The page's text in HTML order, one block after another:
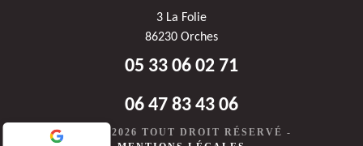
3 La Folie
86230 Orches
05 33 06 02 71
06 47 83 43 06
©2020-2026 TOUT DROIT RÉSERVÉ -